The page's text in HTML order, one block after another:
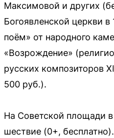
Максимовой и других
Богоявленской церкви
поём» от народного
«Возрождение»
русских композиторов
500 руб.).
На Советской площади
шествие (0+,